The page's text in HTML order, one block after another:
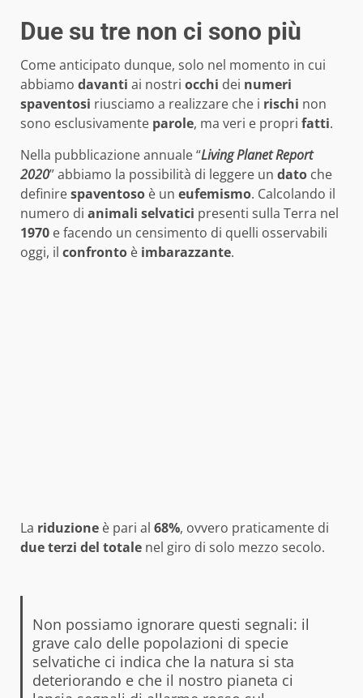
Due su tre non ci sono più
Come anticipato dunque, solo nel momento in cui
abbiamo davanti ai nostri occhi dei numeri
spaventosi riusciamo a realizzare che i rischi non
sono esclusivamente parole, ma veri e propri fatti.
Nella pubblicazione annuale “Living Planet Report
2020” abbiamo la possibilità di leggere un dato che
definirespaventoso è un eufemismo. Calcolando il
numero di animali selvatici presenti sulla Terra nel
1970 e facendo un censimento di quelli osservabili
oggi, il confronto è imbarazzante.
La riduzione è pari al 68%, ovvero praticamente di
due terzi del totale nel giro di solo mezzo secolo.
Non possiamo ignorare questi segnali: il
grave calo delle popolazioni di specie
selvatiche ci indica che la natura si sta
deteriorando e che il nostro pianeta ci